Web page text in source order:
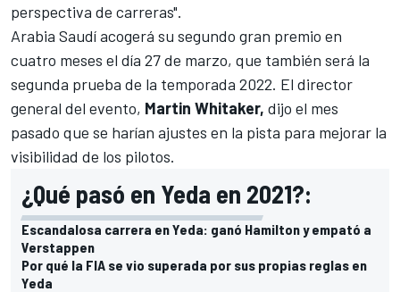
perspectiva de carreras".
Arabia Saudí acogerá su segundo gran premio en
cuatro meses el día 27 de marzo, que también será la
segunda prueba de la temporada 2022. El director
general del evento, Martin Whitaker, dijo el mes
pasado que se harían ajustes en la pista para mejorar la
visibilidad de los pilotos.
¿Qué pasó en Yeda en 2021?:
Escandalosa carrera en Yeda: ganó Hamilton y empató a
Verstappen
Por qué la FIA se vio superada por sus propias reglas en
Yeda